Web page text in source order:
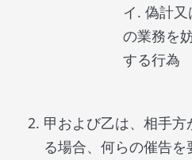
偽計
の業務を
する行為
甲および乙は、相手
る場合、何らの催告